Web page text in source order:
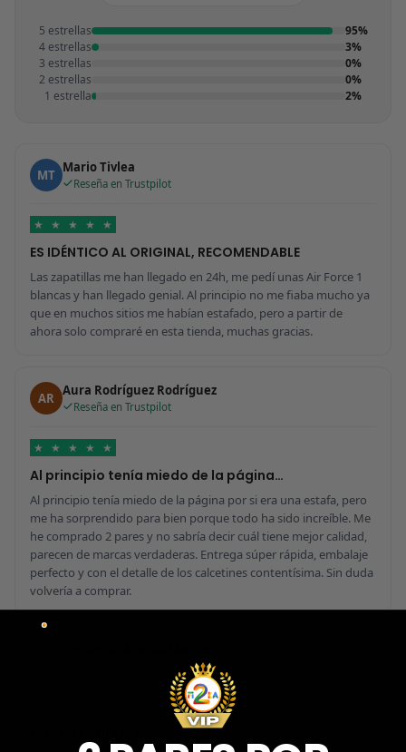
5 estrellas
95%
4 estrellas
3%
3 estrellas
0%
2 estrellas
0%
1 estrella
2%
MT Mario Tivlea
Reseña en Trustpilot
★ ★ ★ ★ ★
ES IDÉNTICO AL ORIGINAL, RECOMENDABLE
Las zapatillas me han llegado en 24h, me pedí unas Air Force 1
blancas y han llegado genial. Al principio no me fiaba mucho ya
que en muchos sitios me habían estafado, pero a partir de
ahora solo compraré en esta tienda, muchas gracias.
AR Aura Rodríguez Rodríguez
Reseña en Trustpilot
★ ★ ★ ★ ★
Al principio tenía miedo de la página…
Al principio tenía miedo de la página por si era una estafa, pero
me ha sorprendido para bien porque todo ha sido increíble. Me
he comprado 2 pares y no sabría decir cuál tiene mejor calidad,
parecen de marcas verdaderas. Entrega súper rápida, embalaje
perfecto y con el detalle de los calcetines contentísima. Sin duda
volvería a comprar.